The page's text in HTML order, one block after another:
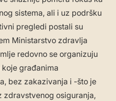
sistema, ali i uz podršku
pregledi postali su
Ministarstvo zdravlja
redovno se organizuju
građanima
bez zakazivanja i -što je
zdravstvenog osiguranja,